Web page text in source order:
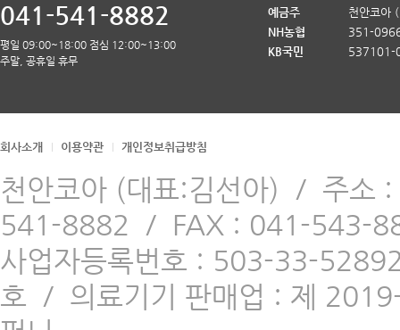
041-541-8882
평일 09:00~18:00 점심 12:00~13:00
주말, 공휴일 휴무
예금주
천안코아
NH농협
351-
KB국민
537101-
회사소개 이용약관 개인정보취급방침
천안코아 (대표:김선아) / 주소
541-8882 / FAX : 041-543-
사업자등록번호 : 503-33-
호 / 의료기기 판매업 : 제